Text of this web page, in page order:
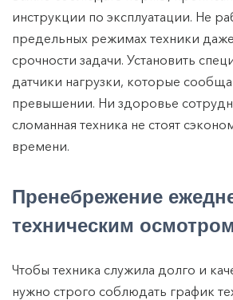
инструкции по эксплуатации. Не
предельных режимах техники
срочности задачи. Установить
датчики нагрузки, которые
превышении. Ни здоровье
сломанная техника не стоят
времени.
Пренебрежение
техническим осмотром
Чтобы техника служила долго и
нужно строго соблюдать график